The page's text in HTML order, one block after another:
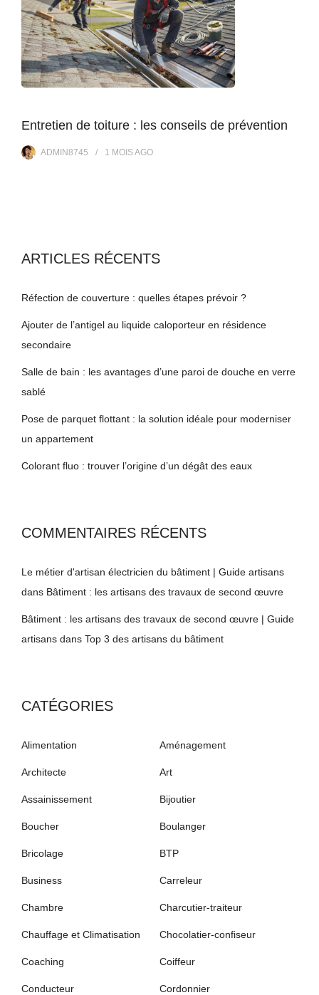
Entretien de toiture : les conseils de prévention
ADMIN8745 1 MOISAGO
ARTICLES RÉCENTS
Réfection de couverture : quelles étapes prévoir ?
Ajouter de l’antigel au liquide caloporteur en résidence
secondaire
Salle de bain : les avantages d’une paroi de douche en verre
sablé
Pose de parquet flottant : la solution idéale pour moderniser
un appartement
Colorant fluo : trouver l’origine d’un dégât des eaux
COMMENTAIRES RÉCENTS
Le métier d'artisan électricien du bâtiment | Guide artisans
dans Bâtiment : les artisans des travaux de second œuvre
Bâtiment : les artisans des travaux de second œuvre | Guide
artisans dans Top 3 des artisans du bâtiment
CATÉGORIES
Alimentation Aménagement
Architecte Art
Assainissement Bijoutier
Boucher Boulanger
Bricolage BTP
Business Carreleur
Chambre Charcutier-traiteur
Chauffage et Climatisation Chocolatier-confiseur
Coaching Coiffeur
Conducteur Cordonnier